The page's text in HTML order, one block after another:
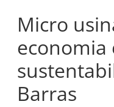
Micro
economia
Barras